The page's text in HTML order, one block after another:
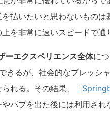
払いたいと思わないもの
を非常に速いスピードで通
ーエクスペリエンス全体に
きるが、社会的なプレッシ
れる。その結果、「
パブを出た後には利用さ